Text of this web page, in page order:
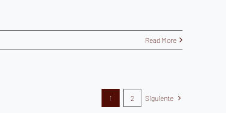
Read More
1 2 Siguiente